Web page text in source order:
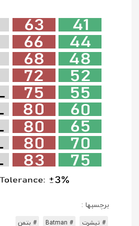
برچسبها :
# تیشرت # Batman # بتمن